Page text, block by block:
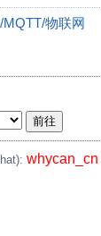
物联网
whycan_cn